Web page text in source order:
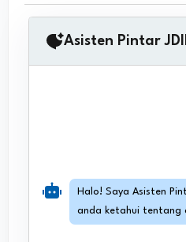
Asisten Pintar
Halo! Saya Asisten
anda ketahui tentang